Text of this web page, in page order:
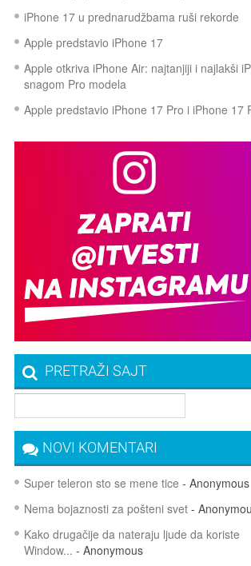
iPhone 17 u prednarudžbama ruši rekorde
Apple predstavio iPhone 17
Apple otkriva iPhone Air: najtanjiji i najlakši
snagom Pro modela
Apple predstavio iPhone 17 Pro i iPhone 17
PRETRAŽI SAJT
NOVI KOMENTARI
Super teleron sto se mene tice - Anonymous
Nema bojaznosti za pošteni svet-
Kako drugačije da nateraju ljude da koriste
Window... - Anonymous